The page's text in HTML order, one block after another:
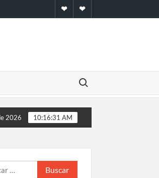
InicioContacto
Buscar:
de los despachos de abogados
2026 10:16:31 AM
Buscar: